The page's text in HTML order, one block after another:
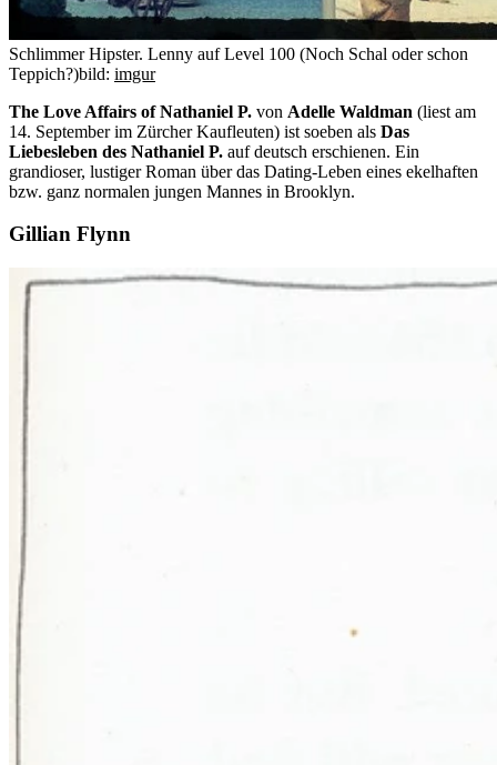
Schlimmer Hipster. Lenny auf Level 100 (Noch Schal oder schon
Teppich?)bild: imgur
The Love Affairs of Nathaniel P. von Adelle Waldman (liest am
14. September im Zürcher Kaufleuten) ist soeben als Das
Liebesleben des Nathaniel P. auf deutsch erschienen. Ein
grandioser, lustiger Roman über das Dating-Leben eines ekelhaften
bzw. ganz normalen jungen Mannes in Brooklyn.
Gillian Flynn